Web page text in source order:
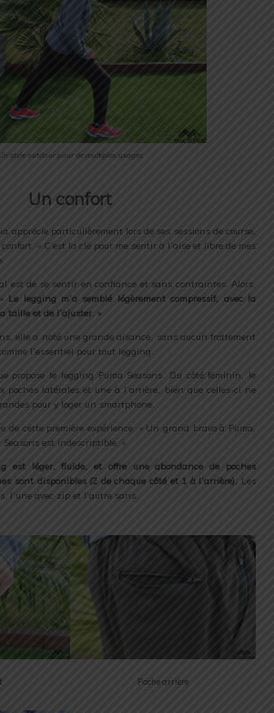
Un style outdoor pour de multiples usages
Un confort
apprécie particulièrement lors de ses sessions de course,
« C’est la clé pour me sentir à l’aise et libre de mes
est de se sentir en confiance et sans contraintes. Alors,
Le legging m’a semblé légèrement compressif, avec la
taille et de l’ajuster. »
elle a noté une grande aisance, sans aucun frottement
l’essentiel pour tout legging.
propose le legging Puma Seasons. Du côté féminin, le
poches latérales et une à l’arrière, bien que celles-ci ne
pour y loger un smartphone.
de cette première expérience. « Un grand bravo à Puma,
est indescriptible. »
est léger, fluide, et offre une abondance de poches
sont disponibles (2 de chaque côté et 1 à l’arrière). Les
l’une avec zip et l’autre sans.
Poche arrière